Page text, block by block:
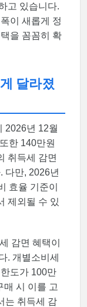
고 있습니다.
이 새롭게 정
을 꼼꼼히 확
달라졌
2026년 12월
한 140만원
취득세 감면
다만, 2026년
효율 기준이
제외될 수 있
감면 혜택이
. 개별소비세
도가 100만
매 시 이를 고
는 취득세 감